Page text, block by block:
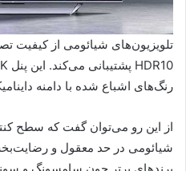
رنگ‌های اشباع شده با دامنه
از این رو می‌توان گفت که سطح
شیائومی در حد معقول و